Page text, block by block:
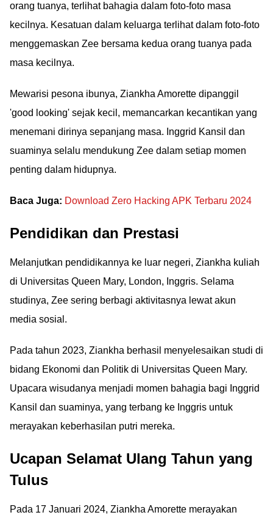
orang tuanya, terlihat bahagia dalam foto-foto masa
kecilnya. Kesatuan dalam keluarga terlihat dalam foto-foto
menggemaskan Zee bersama kedua orang tuanya pada
masa kecilnya.
Mewarisi pesona ibunya, Ziankha Amorette dipanggil
'good looking' sejak kecil, memancarkan kecantikan yang
menemani dirinya sepanjang masa. Inggrid Kansil dan
suaminya selalu mendukung Zee dalam setiap momen
penting dalam hidupnya.
Baca Juga: Download Zero Hacking APK Terbaru 2024
Pendidikan dan Prestasi
Melanjutkan pendidikannya ke luar negeri, Ziankha kuliah
di Universitas Queen Mary, London, Inggris. Selama
studinya, Zee sering berbagi aktivitasnya lewat akun
media sosial.
Pada tahun 2023, Ziankha berhasil menyelesaikan studi di
bidang Ekonomi dan Politik di Universitas Queen Mary.
Upacara wisudanya menjadi momen bahagia bagi Inggrid
Kansil dan suaminya, yang terbang ke Inggris untuk
merayakan keberhasilan putri mereka.
Ucapan Selamat Ulang Tahun yang
Tulus
Pada 17 Januari 2024, Ziankha Amorette merayakan